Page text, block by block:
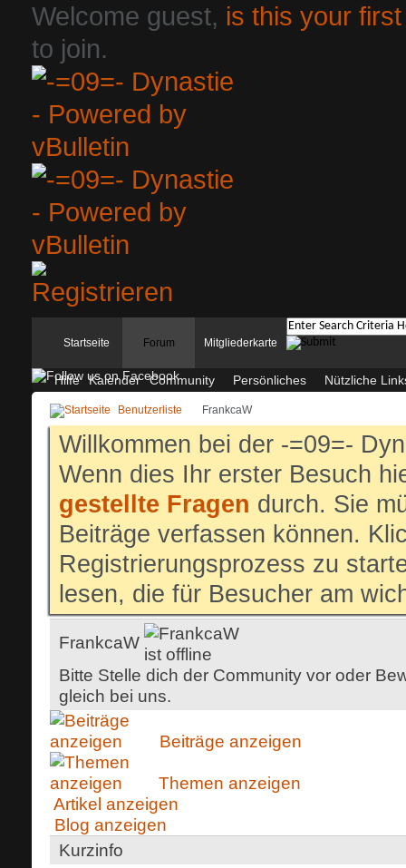
Welcome guest, is this your
to join.
Startseite Forum
Hilfe Kalender Community Persönliches Nützliche
Mitgliederkarte
Benutzerliste FrankcaW
Willkommen bei der -=09=-
Wenn dies Ihr erster Besuch
gestellte Fragen durch. Sie
Beiträge verfassen können.
Registrierungsprozess zu
lesen, die für Besucher am
FrankcaW
Bitte Stelle dich der Community vor oder
gleich bei uns.
Beiträge anzeigen
Themen anzeigen
Artikel anzeigen
Blog anzeigen
Kurzinfo